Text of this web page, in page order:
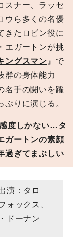
スナー、ラッセ
ウら多くの名優
きたロビン役に
エガートンが挑
ングスマン 』で
群の身体能力
名手の闘いを躍
ぷりに演じる。
度しかない…タ
ガートンの素顔
過ぎてまぶしい
演：タロ
ォックス、
ドーナン